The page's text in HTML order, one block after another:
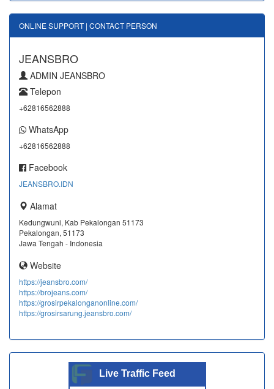
ONLINE SUPPORT | CONTACT PERSON
JEANSBRO
ADMIN JEANSBRO
Telepon
+62816562888
WhatsApp
+62816562888
Facebook
JEANSBRO.IDN
Alamat
Kedungwuni, Kab Pekalongan 51173
Pekalongan, 51173
Jawa Tengah - Indonesia
Website
https://jeansbro.com/
https://brojeans.com/
https://grosirpekalonganonline.com/
https://grosirsarung.jeansbro.com/
Live Traffic Feed